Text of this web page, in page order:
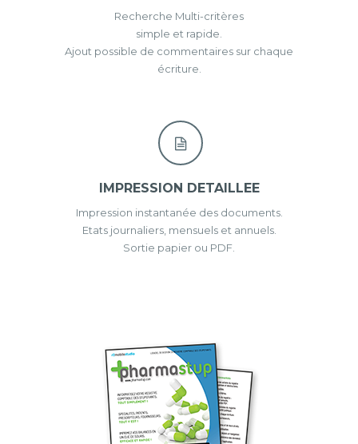
Recherche Multi-critères
simple et rapide.
Ajout possible de commentaires sur chaque
écriture.
IMPRESSION DETAILLEE
Impression instantanée des documents.
Etats journaliers, mensuels et annuels.
Sortie papier ou PDF.